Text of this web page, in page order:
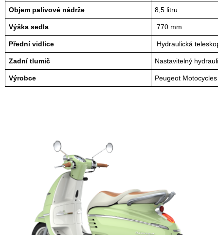
Objem palivové nádrže 8,5 litru
Výška sedla 770 mm
Přední vidlice Hydraulická
Zadní tlumič Nastavitelný
Výrobce Peugeot Motocycles